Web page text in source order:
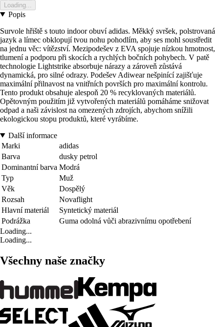
Loading...
Popis
Survole hřiště s touto indoor obuví adidas. Měkký svršek, polstrovaná
jazyk a límec obklopují tvou nohu pohodlím, aby ses mohl soustředit
na jednu věc: vítězství. Mezipodešev z EVA spojuje nízkou hmotnost,
tlumení a podporu při skocích a rychlých bočních pohybech. V patě
technologie Lightstrike absorbuje nárazy a zároveň zůstává
dynamická, pro silné odrazy. Podešev Adiwear nešpinící zajišťuje
maximální přilnavost na vnitřních površích pro maximální kontrolu.
Tento produkt obsahuje alespoň 20 % recyklovaných materiálů.
Opětovným použitím již vytvořených materiálů pomáháme snižovat
odpad a naši závislost na omezených zdrojích, abychom snížili
ekologickou stopu produktů, které vyrábíme.
Další informace
Marki
adidas
Barva
dusky petrol
Dominantní barva Modrá
Typ
Muž
Věk
Dospělý
Rozsah
Novaflight
Hlavní materiál
Syntetický materiál
Podrážka
Guma odolná vůči abrazivnímu opotřebení
Loading...
Loading...
Všechny naše značky